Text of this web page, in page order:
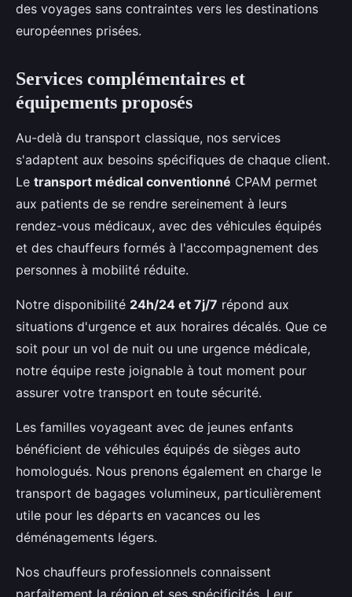
des voyages sans contraintes vers les destinations
européennes prisées.
Services complémentaires et
équipements proposés
Au-delà du transport classique, nos services
s'adaptent aux besoins spécifiques de chaque client.
Le transport médical conventionné CPAM permet
aux patients de se rendre sereinement à leurs
rendez-vous médicaux, avec des véhicules équipés
et des chauffeurs formés à l'accompagnement des
personnes à mobilité réduite.
Notre disponibilité 24h/24 et 7j/7 répond aux
situations d'urgence et aux horaires décalés. Que ce
soit pour un vol de nuit ou une urgence médicale,
notre équipe reste joignable à tout moment pour
assurer votre transport en toute sécurité.
Les familles voyageant avec de jeunes enfants
bénéficient de véhicules équipés de sièges auto
homologués. Nous prenons également en charge le
transport de bagages volumineux, particulièrement
utile pour les départs en vacances ou les
déménagements légers.
Nos chauffeurs professionnels connaissent